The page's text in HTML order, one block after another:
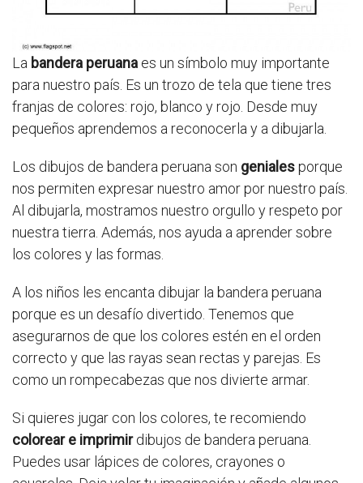
La bandera peruana es un símbolo muy importante
para nuestro país. Es un trozo de tela que tiene tres
franjas de colores: rojo, blanco y rojo. Desde muy
pequeños aprendemos a reconocerla y a dibujarla.
Los dibujos de bandera peruana son genialesporque
nos permiten expresar nuestro amor por nuestro país.
Al dibujarla, mostramos nuestro orgullo y respeto por
nuestra tierra. Además, nos ayuda a aprender sobre
los colores y las formas.
A los niños les encanta dibujar la bandera peruana
porque es un desafío divertido. Tenemos que
asegurarnos de que los colores estén en el orden
correcto y que las rayas sean rectas y parejas. Es
como un rompecabezas que nos divierte armar.
Si quieres jugar con los colores, te recomiendo
colorear e imprimirdibujos de bandera peruana.
Puedes usar lápices de colores, crayones o